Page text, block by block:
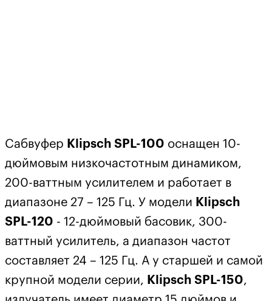
Сабвуфер Klipsch SPL-100 оснащен 10-
дюймовым низкочастотным динамиком,
200-ваттным усилителем и работает в
диапазоне 27 – 125 Гц. У модели Klipsch
SPL-120 - 12-дюймовый басовик, 300-
ваттный усилитель, а диапазон частот
составляет 24 – 125 Гц. А у старшей и самой
крупной модели серии, Klipsch SPL-150,